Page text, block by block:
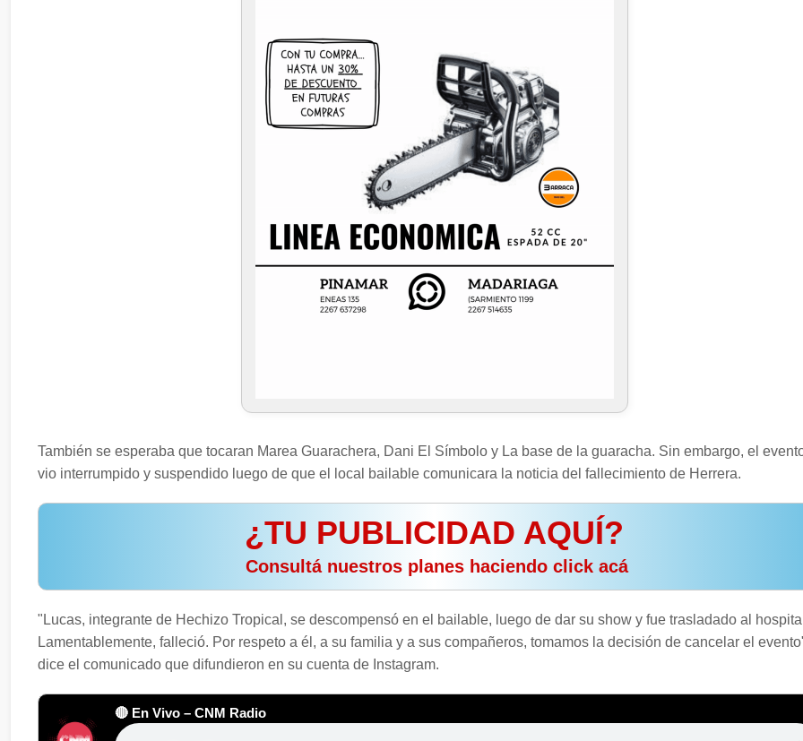
También se esperaba que tocaran Marea Guarachera, Dani El Símbolo y La base de la guaracha. Sin embargo, el
vio interrumpido y suspendido luego de que el local bailable comunicara la noticia del fallecimiento de Herrera.
¿TU PUBLICIDAD AQUÍ?
️ Consultá nuestros planes haciendo click acá
"Lucas, integrante de Hechizo Tropical, se descompensó en el bailable, luego de dar su show y fue trasladado al
Lamentablemente, falleció. Por respeto a él, a su familia y a sus compañeros, tomamos la decisión de cancelar el
dice el comunicado que difundieron en su cuenta de Instagram.
🔴 En Vivo – CNM Radio